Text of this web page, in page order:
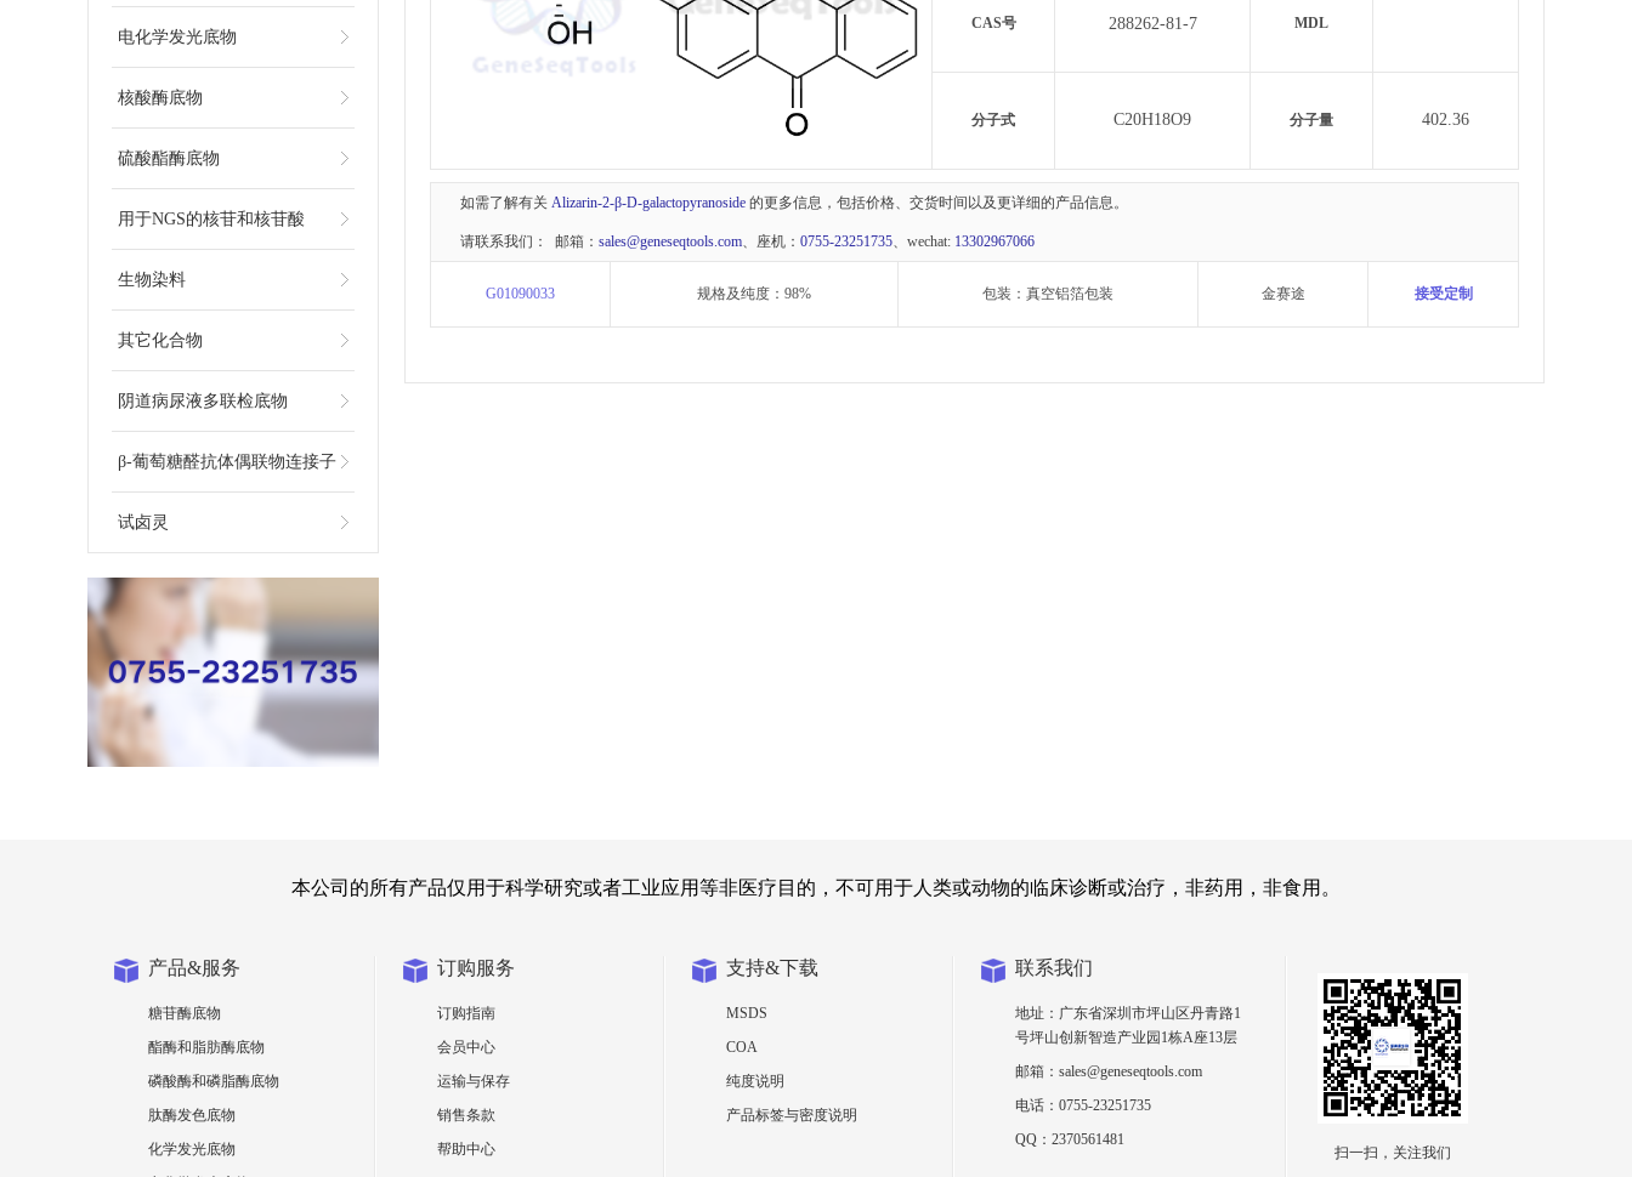
电化学发光底物
核酸酶底物
硫酸酯酶底物
用于NGS的核苷和核苷酸
生物染料
其它化合物
阴道病尿液多联检底物
β-葡萄糖醛抗体偶联物连接子
试卤灵
CAS号 288262-81-7 MDL
分子式 C20H18O9 分子量 402.36
如需了解有关 Alizarin-2-β-D-galactopyranoside 的更多信息，包括价格、交货时间以及更详细的产品信息。
请联系我们： 邮箱： sales@geneseqtools.com、座机： 0755-23251735、wechat: 13302967066
G01090033 规格及纯度：98% 包装：真空铝箔包装 金赛途 接受定制
本公司的所有产品仅用于科学研究或者工业应用等非医疗目的，不可用于人类或动物的临床诊断或治疗，非药用，非食用。
产品&服务
糖苷酶底物
酯酶和脂肪酶底物
磷酸酶和磷脂酶底物
肽酶发色底物
化学发光底物
订购服务
订购指南
会员中心
运输与保存
销售条款
帮助中心
支持&下载
MSDS
COA
纯度说明
产品标签与密度说明
联系我们
地址：广东省深圳市坪山区丹青路1
号坪山创新智造产业园1栋A座13层
邮箱：sales@geneseqtools.com
电话：0755-23251735
QQ：2370561481
扫一扫，关注我们